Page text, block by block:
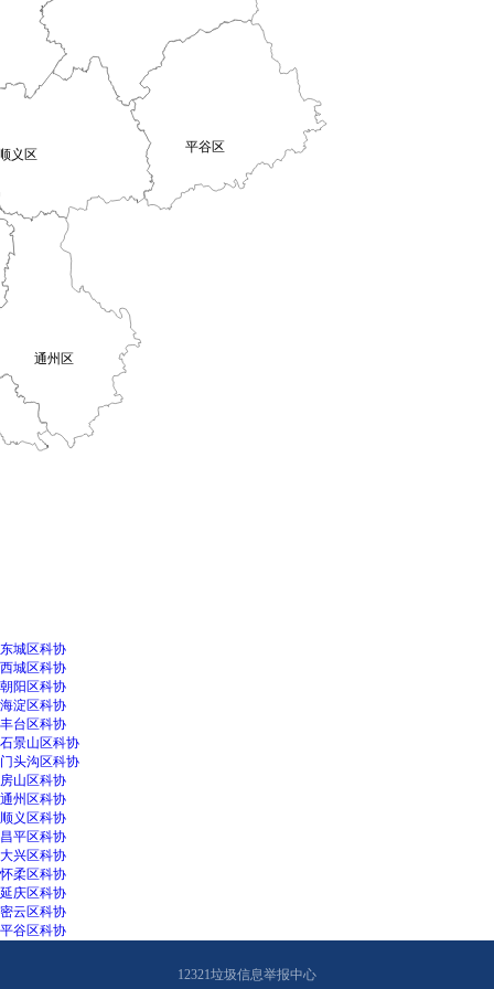
东城区科协
西城区科协
朝阳区科协
海淀区科协
丰台区科协
石景山区科协
门头沟区科协
房山区科协
通州区科协
顺义区科协
昌平区科协
大兴区科协
怀柔区科协
延庆区科协
密云区科协
平谷区科协
12321垃圾信息举报中心